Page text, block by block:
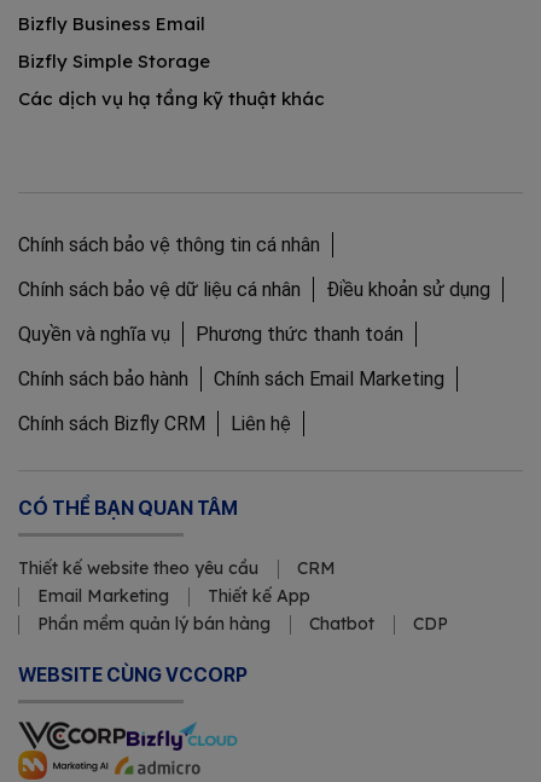
Bizfly Business Email
Bizfly Simple Storage
Các dịch vụ hạ tầng kỹ thuật khác
Chính sách bảo vệ thông tin cá nhân
Chính sách bảo vệ dữ liệu cá nhân
Điều khoản sử dụng
Quyền và nghĩa vụ
Phương thức thanh toán
Chính sách bảo hành
Chính sách Email Marketing
Chính sách Bizfly CRM
Liên hệ
CÓ THỂ BẠN QUAN TÂM
Thiết kế website theo yêu cầu
CRM
Email Marketing
Thiết kế App
Phần mềm quản lý bán hàng
Chatbot CDP
WEBSITE CÙNG VCCORP